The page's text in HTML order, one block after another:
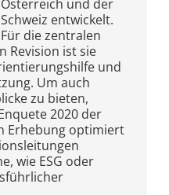
Österreich und der
Schweiz entwickelt.
Für die zentralen
Revision ist sie
und
Um auch
zu bieten,
2020 der
Erhebung optimiert
wie ESG oder